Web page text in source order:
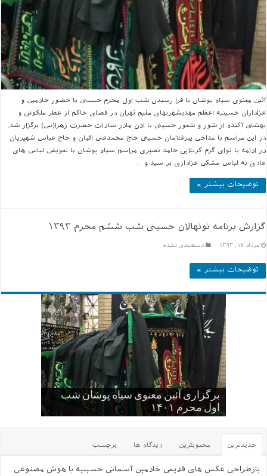
آئین معنوی سیاه پوشان با فرا رسیدن شب اول محرم حسینی با حضور خادمین و
عزاداران حسینیه اعظم مهدیشهریهای مقیم تهران در فضای حاکم از عطر ملکوتی و
بهشتی آکنده از شور و شعور حسینی با اذن مادر سادات حضرت زهرا(س) برگزار شد.
در این مراسم با مداحی پیرغلامان حسینی حاج محمدعلی اقیان و حاج عباس شهپریان
در ادامه با نوای گرم کربلایی حامد نصیری مراسم سیاه پوشان با تعویض لباس های
عادی به لباس مشکی عزاداری بر سید و …
توضیحات بیشتر »
گزارش برنامه نونهالان حسینی شب ششم محرم ۱۳۹۳
مرداد ۱۷, ۱۳۹۳ دسته‌بندی نشده
توضیحات بیشتر »
برگزاری آئین معنوی سیاه پوشان شب
اول محرم ۱۴۰۱
عکس یادگاری سالهای قدیم -۱
یک عکس از قدیم های دور
گلچین کلیپ های سایت
کودکان , نوجوانان و جوانان عاشورایی
حسینیه
جدیدترین محبوبترین دیدگاه ها برچسب
بازطراحی عکس های قدیمی خادمین آسمانی حسینیه با هوش مصنوعی